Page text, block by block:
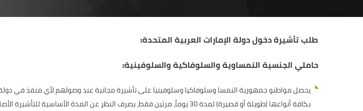
طلب تأشيرة دخول دولة الإمارات العربية المتحدة:
حاملي الجنسية النمساوية والسلوفاكية والسلوفينية:
بكافة أنواعها (طويلة أو قصيرة) لمدة 30 يوماً، مرتين فقط، بصرف النظر عن المدة الأساسية للتأشيرة الأصلية، ودون الحاجة إلى مغادرة دولة الإمارات.